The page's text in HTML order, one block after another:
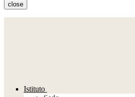
close
Istituto